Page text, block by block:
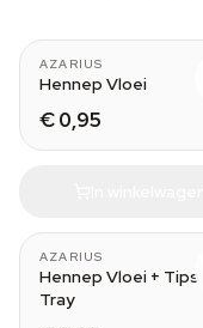
AZARIUS
Hennep Vloei
€ 0,95
AZARIUS
Hennep Vloei + Tips +
Tray